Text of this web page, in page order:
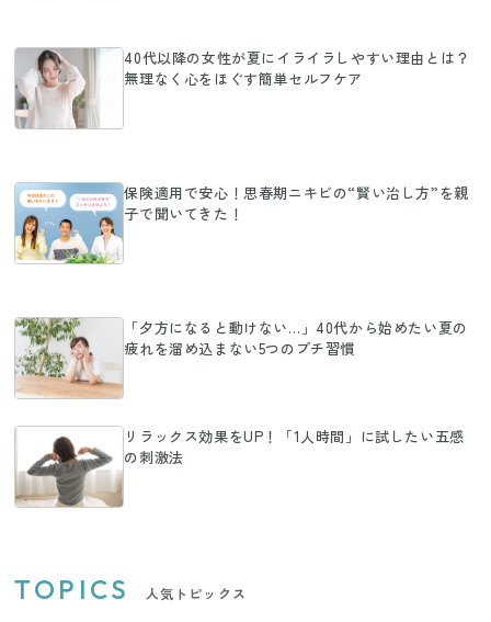
40代以降の女性が夏にイライラしやすい理由とは？
無理なく心をほぐす簡単セルフケア
保険適用で安心！思春期ニキビの“賢い治し方”を親
子で聞いてきた！
「夕方になると動けない…」40代から始めたい夏の
疲れを溜め込まない5つのプチ習慣
リラックス効果をUP！「1人時間」に試したい五感
の刺激法
TOPICS 人気トピックス